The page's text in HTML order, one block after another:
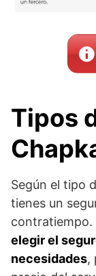
Tipos
Según el tipo
tienes un
contratiempo.
elegir el
necesidades,